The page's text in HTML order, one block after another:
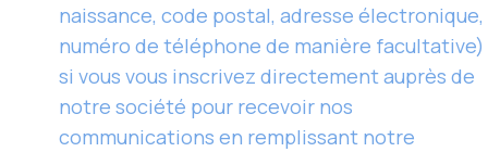
naissance, code postal, adresse électronique,
numéro de téléphone de manière facultative)
si vous vous inscrivez directement auprès de
notre société pour recevoir nos
communications en remplissant notre